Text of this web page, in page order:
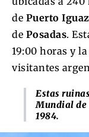
de Puerto
de Posadas.
19:00 horas y
visitantes
Estas
Mundial de
1984.